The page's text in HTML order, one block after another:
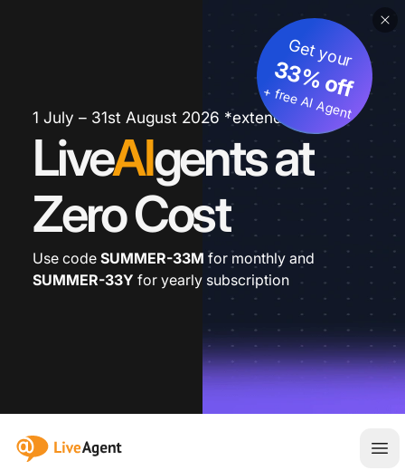
1 July – 31st August 2026 *extended
LiveAIgents at
Zero Cost
Get your
33% off
+ free AI Agent
Use code SUMMER-33M for monthly and
SUMMER-33Y for yearly subscription
:site.title